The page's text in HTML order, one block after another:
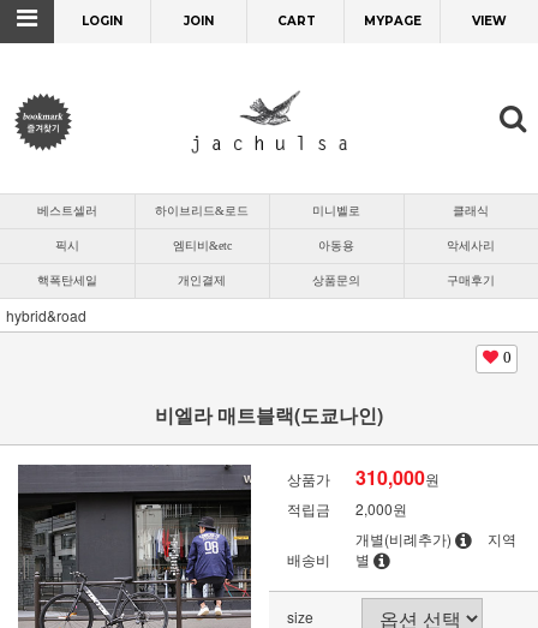
LOGIN JOIN CART MYPAGE VIEW
베스트셀러 하이브리드&로드 미니벨로 클래식
픽시 엠티비&etc 아동용 악세사리
핵폭탄세일 개인결제 상품문의 구매후기
hybrid&road
0
비엘라 매트블랙(도쿄나인)
상품가 310,000원
적립금
2,000원
배송비
개별(비례추가)
지역
별
size